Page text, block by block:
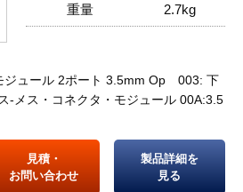
重量 2.7kg
ジュール 2ポート 3.5mm Op 003: 下
-メス・コネクタ・モジュール 00A:3.5
見積・
お問い合わせ
製品詳細を
見る